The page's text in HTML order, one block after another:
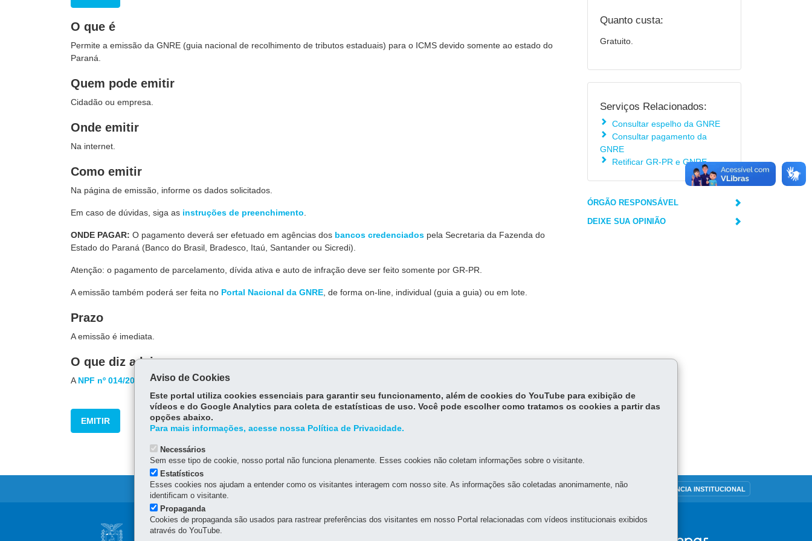
O que é
Permite a emissão da GNRE (guia nacional de recolhimento de tributos estaduais) para o ICMS devido somente ao estado do
Paraná.
Quem pode emitir
Cidadão ou empresa.
Onde emitir
Na internet.
Como emitir
Na página de emissão, informe os dados solicitados.
Em caso de dúvidas, siga as instruções de preenchimento
ONDE PAGAR: O pagamento deverá ser efetuado em agências dos bancos credenciados pela Secretaria da Fazenda do
Estado do Paraná (Banco do Brasil, Bradesco, Itaú, Santander ou Sicredi).
Atenção: o pagamento de parcelamento, dívida ativa e auto de infração deve ser feito somente por GR-PR.
A emissão também poderá ser feita no Portal Nacional da GNRE , de forma on-line, individual (guia a guia) ou em lote.
Prazo
A emissão é imediata.
O que diz a lei
A NPF nº 014/2014 institui a guia nacional de recolhimento de tributos estaduais on-line (GNRE).
EMITIR
Quanto custa:
Gratuito.
Serviços Relacionados:
Consultar espelho da GNRE
Consultar pagamento da
GNRE
Retificar GR-PR e GNRE
ÓRGÃO RESPONSÁVEL
DEIXE SUA OPINIÃO
MAPA DO SITE DENUNCIE CORRUPÇÃO OUVIDORIA TRANSPARÊNCIA INSTITUCIONAL
Navegação
SECRETARIA DA FAZENDA
Aviso de Cookies
Este portal utiliza cookies essenciais para garantir seu funcionamento, além de cookies do YouTube para exibição de
vídeos e do Google Analytics para coleta de estatísticas de uso. Você pode escolher como tratamos os cookies a partir das
opções abaixo.
Para mais informações, acesse nossa Política de Privacidade.
Necessários
Sem esse tipo de cookie, nosso portal não funciona plenamente. Esses cookies não coletam informações sobre o visitante.
Estatísticos
Esses cookies nos ajudam a entender como os visitantes interagem com nosso site. As informações são coletadas anonimamente, não
identificam o visitante.
Propaganda
Cookies de propaganda são usados para rastrear preferências dos visitantes em nosso Portal relacionadas com vídeos institucionais exibidos
através do YouTube.